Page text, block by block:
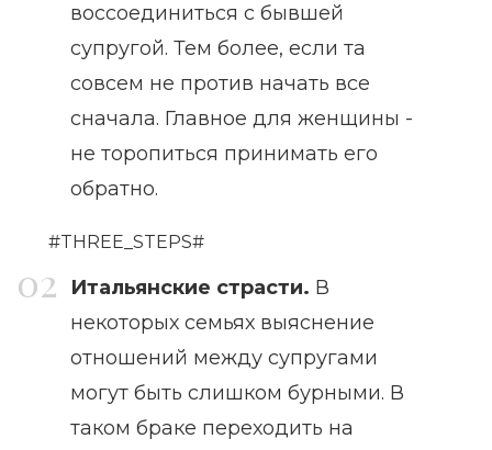
воссоединиться с бывшей
супругой. Тем более, если та
совсем не против начать все
сначала. Главное для женщины -
не торопиться принимать его
обратно.
#THREE_STEPS#
Итальянские страсти. В
некоторых семьях выяснение
отношений между супругами
могут быть слишком бурными. В
таком браке переходить на